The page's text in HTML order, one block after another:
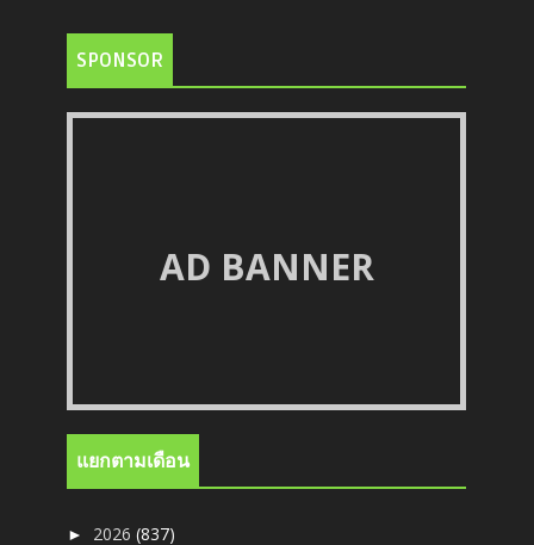
SPONSOR
AD BANNER
แยกตามเดือน
► 2026(837)